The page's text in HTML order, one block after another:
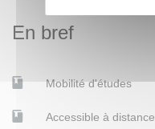
En bref
Mobilité d'études
Accessible à distance